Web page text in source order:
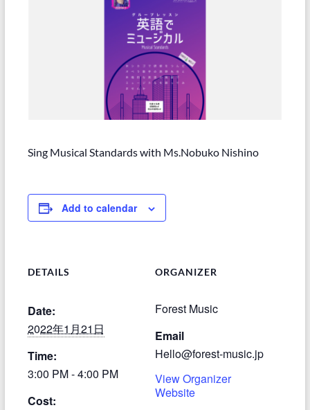
Sing Musical Standards with Ms.Nobuko Nishino
Add to calendar
DETAILS
Date:
2022年1月21日
Time:
3:00 PM - 4:00 PM
Cost:
ORGANIZER
Forest Music
Email
Hello@forest-music.jp
View Organizer
Website